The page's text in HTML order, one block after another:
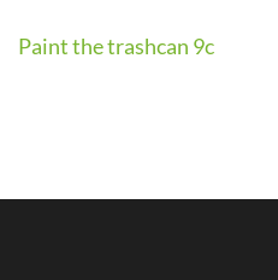
Beitragsnavigation
Paint the trashcan 9c